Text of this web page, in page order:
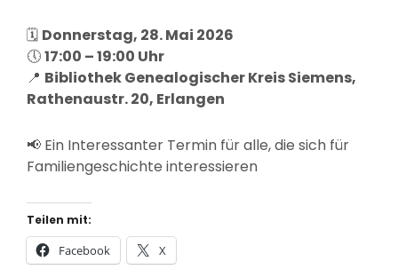
🗓 Donnerstag, 28. Mai 2026
🕔17:00 – 19:00 Uhr
📍 Bibliothek Genealogischer Kreis Siemens,
Rathenaustr. 20, Erlangen
📢 Ein Interessanter Termin für alle, die sich für
Familiengeschichte interessieren
Teilen mit:
Facebook X